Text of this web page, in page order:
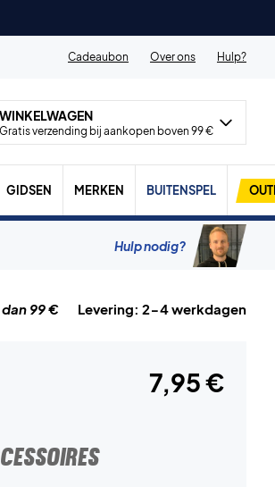
Cadeaubon
Over ons Hulp?
WINKELWAGEN
Gratis verzending bij aankopen boven 99 €
GIDSEN MERKEN BUITENSPEL
Hulp nodig?
99 € Levering: 2-4 werkdagen
7,95 €